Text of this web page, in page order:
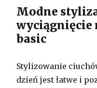
Modne
wyciągnięcie
basic
Stylizowanie
dzień jest łatwe i